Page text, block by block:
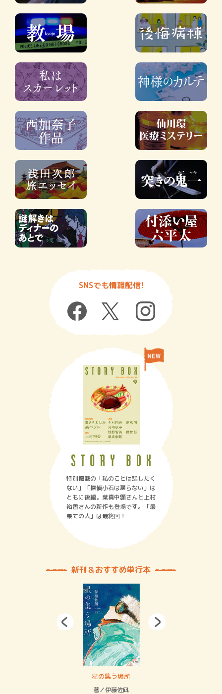
SNSでも情報配信!
特別掲載の「私のことは話したく
ない」「探偵小石は戻らない」は
ともに後編。葉真中顕さんと上村
裕香さんの新作も登場です。「最
果ての人」は最終回！
新刊＆おすすめ単行本
星の集う場所
著／伊藤佐凪